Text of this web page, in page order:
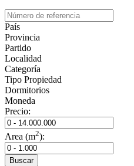
País
Provincia
Partido
Localidad
Categoría
Tipo Propiedad
Dormitorios
Moneda
Precio:
Area (m2):
Buscar